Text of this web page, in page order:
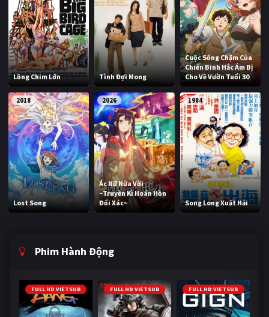
Lồng Chim Lớn Tình Đợi Mong
Cuộc Sống Chậm Của
Chiến Binh Hắc Ám Bị
Cho Về Vườn Tuổi 30
2018
Lost Song
2026
Ác Nữ Nửa Vời
~Truyền Kì Hoán Hồn
Đổi Xác~
1984
Song Long Xuất Hải
Phim Hành Động
FULL HD VIETSUB FULL HD VIETSUB FULL HD VIETSUB